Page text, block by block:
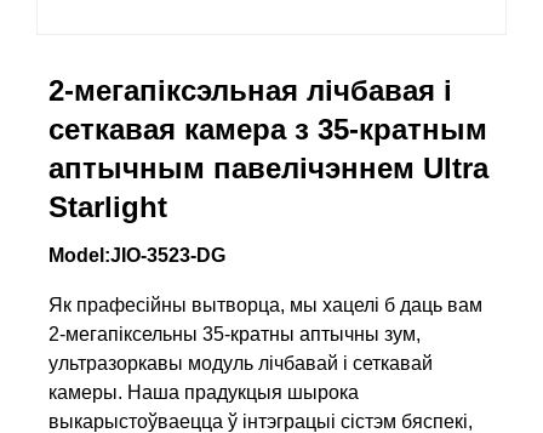
2-мегапіксэльная лічбавая і
сеткавая камера з 35-кратным
аптычным павелічэннем Ultra
Starlight
Model:JIO-3523-DG
Як прафесійны вытворца, мы хацелі б даць вам
2-мегапіксельны 35-кратны аптычны зум,
ультразоркавы модуль лічбавай і сеткавай
камеры. Наша прадукцыя шырока
выкарыстоўваецца ў інтэграцыі сістэм бяспекі,